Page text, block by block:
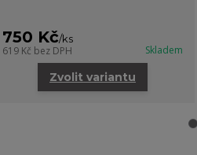
750 Kč/ks
619 Kč bez DPH Skladem
Zvolit variantu